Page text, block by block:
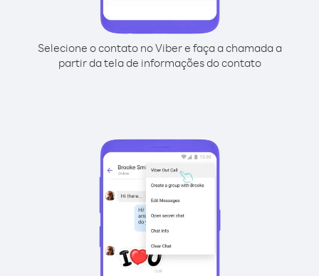
Selecione o contato no Viber e faça a chamada a
partir da tela de informações do contato